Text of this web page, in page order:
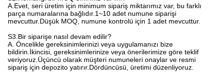
A.Evet, seri üretim için minimum sipariş miktarımız var, bu farklı
parça numaralarına bağlıdır.1~10 adet numune siparişi
mevcuttur.Düşük MOQ, numune kontrolü için 1 adet mevcuttur.
S3.Bir siparişe nasıl devam edilir?
A. Öncelikle gereksinimlerinizi veya uygulamanızı bize
bildirin.İkincisi, gereksinimlerinize veya önerilerimize göre teklif
veriyoruz.Üçüncü olarak müşteri numuneleri onaylar ve resmi
sipariş için depozito yatırır.Dördüncüsü, üretimi düzenliyoruz.